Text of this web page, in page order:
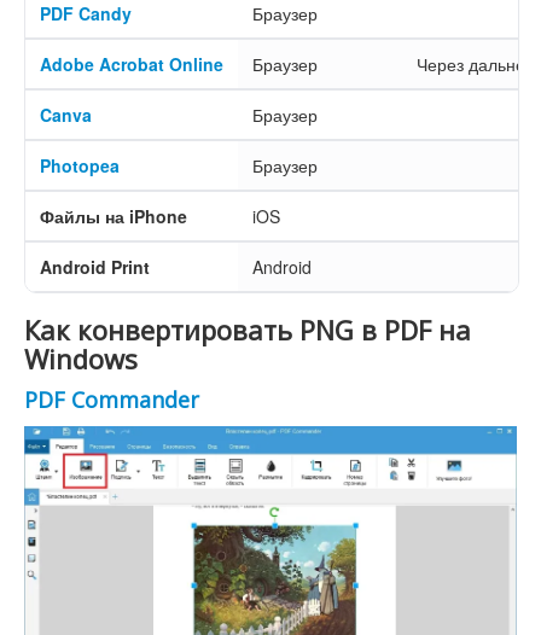
PDF Candy Браузер
Adobe Acrobat Online Браузер Через
Canva Браузер
Photopea Браузер
Файлы на iPhone iOS
Android Print Android
Как конвертировать PNG в PDF на
Windows
PDF Commander